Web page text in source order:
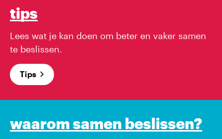
tips
Lees wat je kan doen om beter en vaker samen
te beslissen.
Tips
waarom samen beslissen?